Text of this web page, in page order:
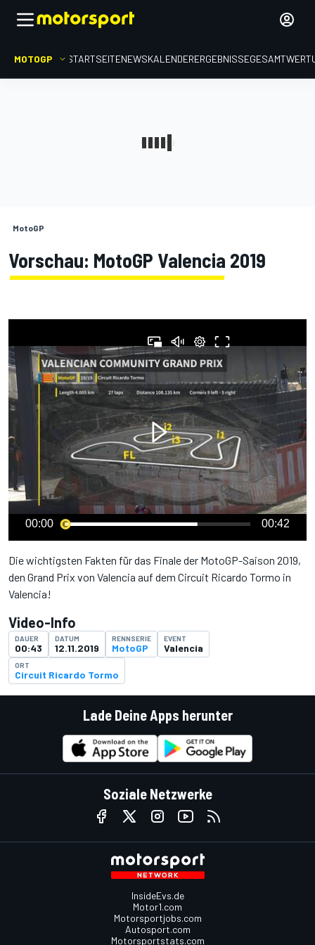
MOTOGP STARTSEITENEWSKALENDERERGEBNISSE
MotoGP
Vorschau: MotoGP Valencia 2019
00:00 00:42
Die wichtigsten Fakten für das Finale der MotoGP-Saison 2019,
den Grand Prix von Valencia auf dem Circuit Ricardo Tormo in
Valencia!
Video-Info
DAUER
00:43
DATUM
12.11.2019
RENNSERIE
MotoGP
EVENT
Valencia
ORT
Circuit Ricardo Tormo
Lade Deine Apps herunter
Soziale Netzwerke
InsideEvs.de
Motor1.com
Motorsportjobs.com
Autosport.com
Motorsportstats.com